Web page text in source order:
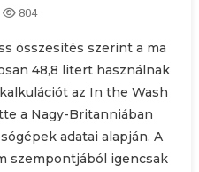
804
összesítés szerint a ma
48,8 litert használnak
az In the Wash
a Nagy-Britanniában
adatai alapján. A
szempontjából igencsak